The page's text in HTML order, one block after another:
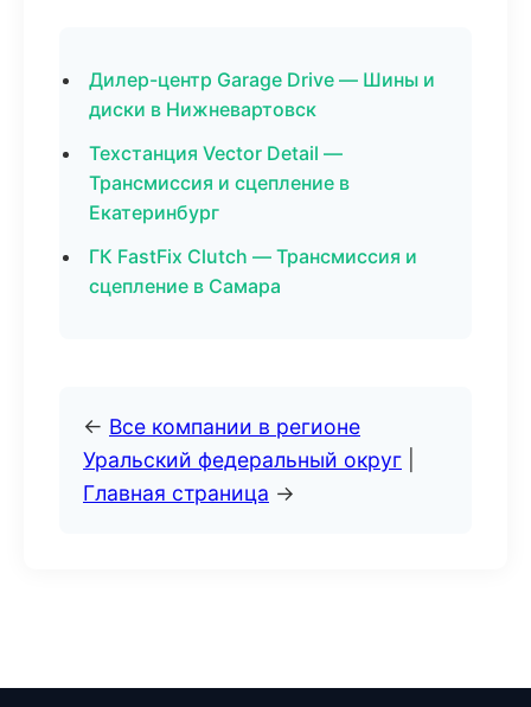
Дилер-центр Garage Drive — Шины и
диски в Нижневартовск
Техстанция Vector Detail —
Трансмиссия и сцепление в
Екатеринбург
ГК FastFix Clutch — Трансмиссия и
сцепление в Самара
← Все компании в регионе
Уральский федеральный округ
Главная страница →